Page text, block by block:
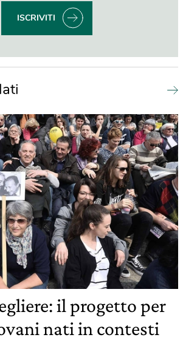
ISCRIVITI
il progetto per
nati in contesti